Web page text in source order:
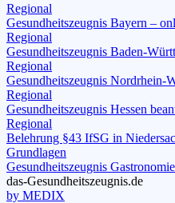
Regional
Gesundheitszeugnis Bayern –
Regional
Gesundheitszeugnis Baden-
Regional
Gesundheitszeugnis Nordrhein-
Regional
Gesundheitszeugnis Hessen
Regional
Belehrung §43 IfSG in
Grundlagen
Gesundheitszeugnis
das-Gesundheitszeugnis.de
by MEDIX